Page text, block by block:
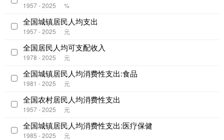
1957 - 2025 %
全国城镇居民人均支出
1957 - 2025 元
全国居民人均可支配收入
1978 - 2025 元
全国城镇居民人均消费性支出:食品
1981 - 2025 元
全国农村居民人均消费性支出
1957 - 2025 元
全国城镇居民人均消费性支出:医疗保健
1985 - 2025 元